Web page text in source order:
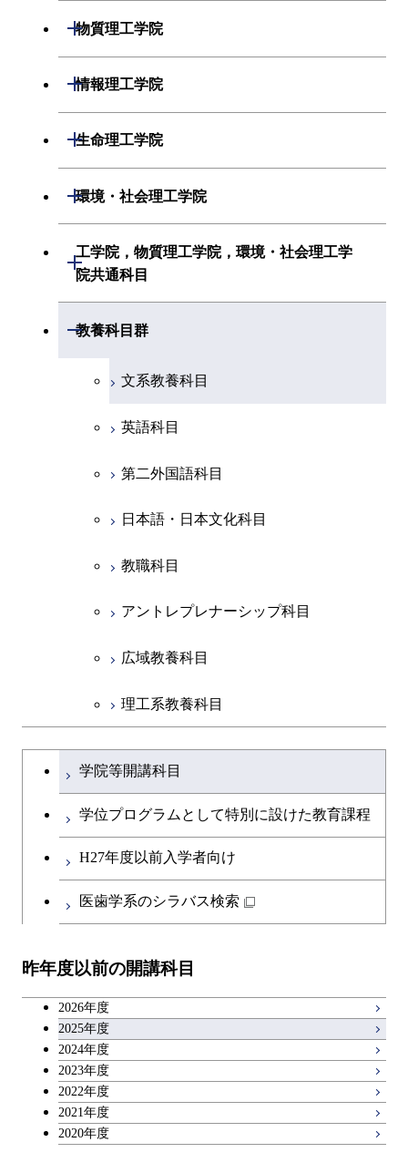
化学系
初年次専門科目
創造プロセス科目
共通専門科目
機械系
電気電子系
経営工学系
初年次専門科目
創造プロセス科目
物質理工学院
開閉
材料系
初年次専門科目
共通専門科目
情報理工学院
開閉
数理・計算科学系
初年次専門科目
創造プロセス科目
共通専門科目
生命理工学院
開閉
生命理工学系
創造プロセス科目
共通専門科目
環境・社会理工学院
開閉
建築学系
融合理工学系
初年次専門科目
創造プロセス科目
共通専門科目
工学院，物質理工学院，環境・社会理工学
院共通科目
開閉
工学院，物質理工学院，環境・社会
教養科目群
開閉
文系教養科目
英語科目
第二外国語科目
日本語・日本文化科目
教職科目
アントレプレナーシップ科目
広域教養科目
理工系教養科目
学士課程を切り替える
学院等開講科目
学位プログラムとして特別に設けた教育課程
H27年度以前入学者向け
医歯学系のシラバス検索
昨年度以前の開講科目
2026年度
2025年度
2024年度
2023年度
2022年度
2021年度
2020年度